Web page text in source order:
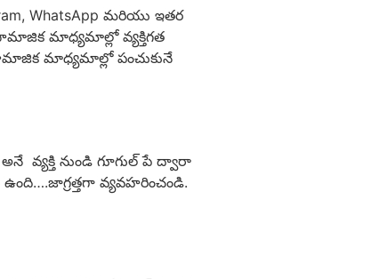
WhatsApp మరియు ఇతర
మాధ్యమాల్లో వ్యక్తిగత
మాధ్యమాల్లో పంచుకునే
వ్యక్తి నుండి గూగుల్ పే ద్వారా
వ్యవహరించండి.